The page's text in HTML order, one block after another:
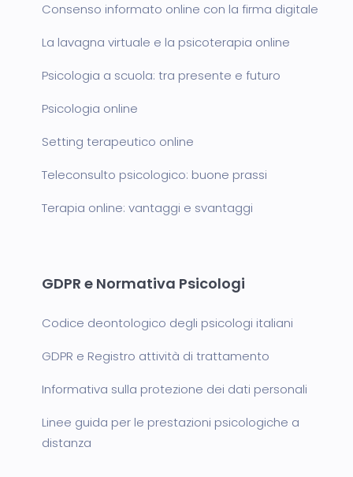
Consenso informato online con la firma digitale
La lavagna virtuale e la psicoterapia online
Psicologia a scuola: tra presente e futuro
Psicologia online
Setting terapeutico online
Teleconsulto psicologico: buone prassi
Terapia online: vantaggi e svantaggi
GDPR e Normativa Psicologi
Codice deontologico degli psicologi italiani
GDPR e Registro attività di trattamento
Informativa sulla protezione dei dati personali
Linee guida per le prestazioni psicologiche a
distanza